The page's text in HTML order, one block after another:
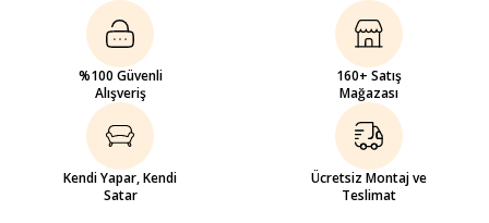
%100 Güvenli
Alışveriş
160+ Satış
Mağazası
Kendi Yapar, Kendi
Satar
Ücretsiz Montaj ve
Teslimat